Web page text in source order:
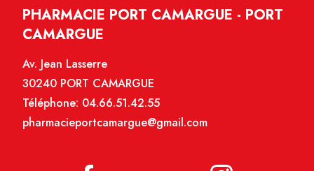
PHARMACIE PORT CAMARGUE - PORT
CAMARGUE
Av. Jean Lasserre
30240 PORT CAMARGUE
Téléphone: 04.66.51.42.55
pharmacieportcamargue@gmail.com